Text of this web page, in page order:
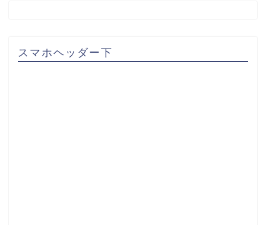
スマホヘッダー下